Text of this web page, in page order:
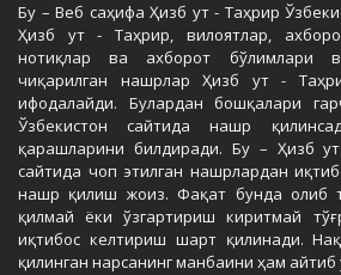
Бу – Веб саҳифа Ҳизб ут - Таҳрир
Ҳизб ут - Таҳрир, вилоятлар,
нотиқлар ва ахборот бўлимлари
чиқарилган нашрлар Ҳизб ут -
ифодалайди. Булардан бошқалари
Ўзбекистон сайтида нашр
қарашларини билдиради. Бу – Ҳизб
сайтида чоп этилган нашрлардан
нашр қилиш жоиз. Фақат бунда олиб
қилмай ёки ўзгартириш киритмай
иқтибос келтириш шарт қилинади.
қилинган нарсанинг манбаини ҳам